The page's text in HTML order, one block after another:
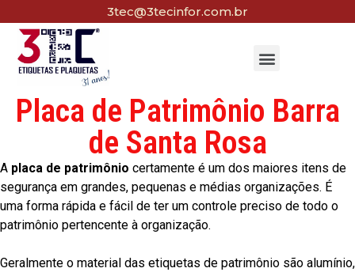
3tec@3tecinfor.com.br
Placa de Patrimônio Barra
de Santa Rosa
A placa de patrimônio certamente é um dos maiores itens de
segurança em grandes, pequenas e médias organizações. É
uma forma rápida e fácil de ter um controle preciso de todo o
patrimônio pertencente à organização.
Geralmente o material das etiquetas de patrimônio são alumínio,